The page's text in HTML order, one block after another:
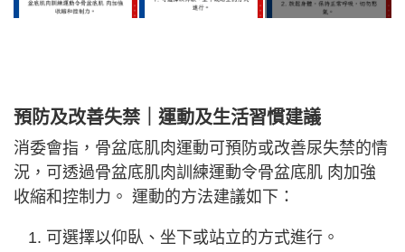
預防及改善失禁｜運動及生活習慣建議
消委會指，骨盆底肌肉運動可預防或改善尿失禁的情
況，可透過骨盆底肌肉訓練運動令骨盆底肌 肉加強
收縮和控制力。 運動的方法建議如下：
可選擇以仰臥、坐下或站立的方式進行。